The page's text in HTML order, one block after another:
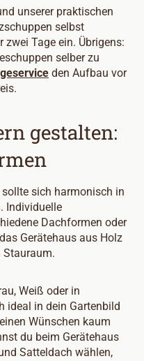
unserer praktischen
selbst
Tage ein. Übrigens:
selber zu
den Aufbau vor
gestalten:
sich harmonisch in
Individuelle
Dachformen oder
Gerätehaus aus Holz
Stauraum.
Weiß oder in
ideal in dein Gartenbild
Wünschen kaum
du beim Gerätehaus
Satteldach wählen,